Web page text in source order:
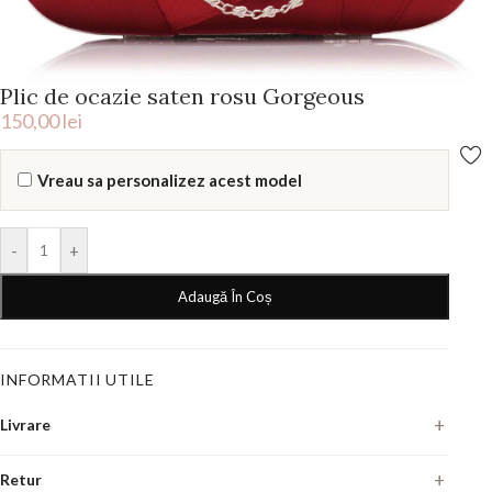
Plic de ocazie saten rosu Gorgeous
150,00lei
Vreau sa personalizez acest model
- +
Adaugă În Coș
INFORMATII UTILE
Livrare
Retur